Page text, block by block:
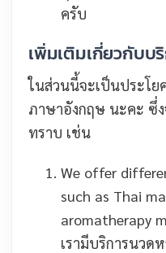
ครับ
เพิ่มเติมเกี่ยวกับบ
ในส่วนนี้จะเป็นประโย
ภาษาอังกฤษ นะคะ ซึ่
ทราบ เช่น
We offer
such as Thai
aromatherapy
เรามีบริการนวด